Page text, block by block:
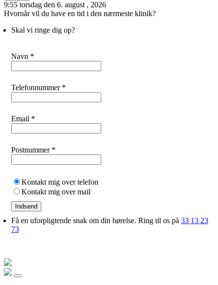
9:55 torsdag den 6. august , 2026
Hvornår vil du have en tid i den nærmeste klinik?
Skal vi ringe dig op?
Navn *
Telefonnummer *
Email *
Postnummer *
Kontakt mig over telefon
Kontakt mig over mail
Indsend
Få en uforpligtende snak om din hørelse. Ring til os på 33 13 23
73